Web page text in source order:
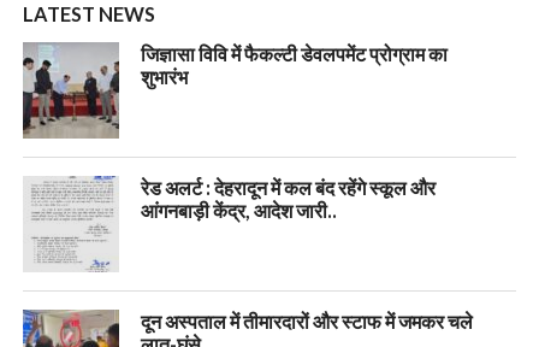
LATEST NEWS
जिज्ञासा विवि में फैकल्टी डेवलपमेंट प्रोग्राम का
शुभारंभ
रेड अलर्ट : देहरादून में कल बंद रहेंगे स्कूल और
आंगनबाड़ी केंद्र, आदेश जारी..
दून अस्पताल में तीमारदारों और स्टाफ में जमकर चले